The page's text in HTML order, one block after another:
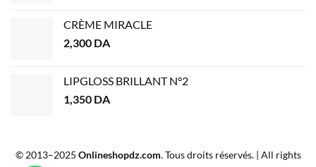
CRÈME MIRACLE
2,300 DA
LIPGLOSS BRILLANT N°2
1,350 DA
© 2013–2025 Onlineshopdz.com. Tous droits réservés. | All rights